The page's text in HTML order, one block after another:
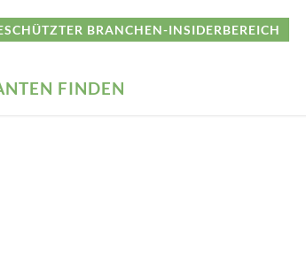
BRANCHEN-INSIDERBEREICH
FINDEN